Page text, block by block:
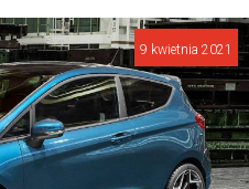
9 kwietnia 2021